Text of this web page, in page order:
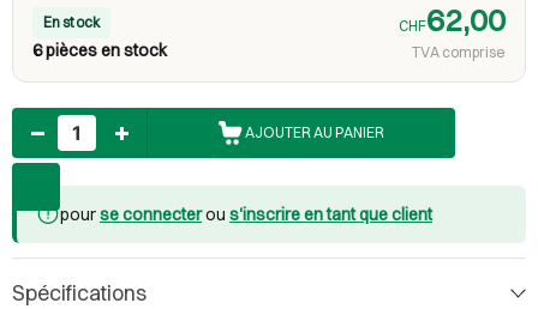
En stock
6 pièces en stock
CHF62,00
TVA comprise
Nombre
AJOUTER AU PANIER
pourse connecterou s'inscrire en tant que client
Spécifications